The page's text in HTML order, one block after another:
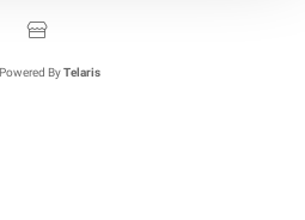
Powered ByTelaris